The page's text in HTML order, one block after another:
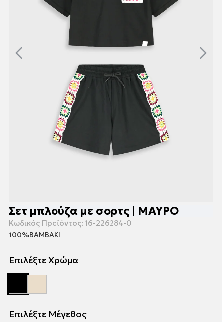
Σετ μπλούζα με σορτς | ΜΑΥΡΟ
Κωδικός Προϊόντος: 16-226284-0
100%ΒΑΜΒΑΚΙ
Επιλέξτε Χρώμα
Επιλέξτε Μέγεθος